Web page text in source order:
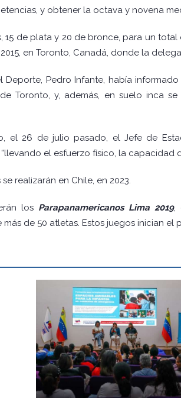
y obtener la octava y novena
de plata y 20 de bronce, para un
en Toronto, Canadá, donde la
Deporte, Pedro Infante, había
Toronto, y, además, en suelo inca
el 26 de julio pasado, el Jefe de
el esfuerzo físico, la capacidad
realizarán en Chile, en 2023.
los Parapanamericanos Lima 2019,
de 50 atletas. Estos juegos inician el